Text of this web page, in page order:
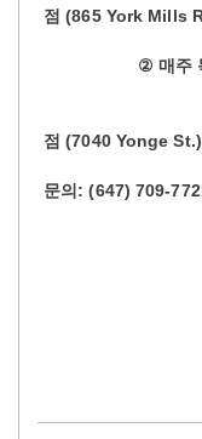
점 (865 York Mills
②매주
점 (7040 Yonge St.)
문의 : (647) 709-